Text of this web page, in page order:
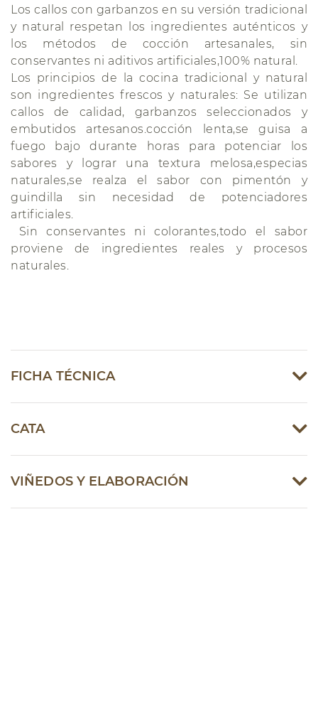
Los callos con garbanzos en su versión tradicional
y natural respetan los ingredientes auténticos y
los métodos de cocción artesanales, sin
conservantes ni aditivos artificiales,100% natural.
Los principios de la cocina tradicional y natural
son ingredientes frescos y naturales: Se utilizan
callos de calidad, garbanzos seleccionados y
embutidos artesanos.cocción lenta,se guisa a
fuego bajo durante horas para potenciar los
sabores y lograr una textura melosa,especias
naturales,se realza el sabor con pimentón y
guindilla sin necesidad de potenciadores
artificiales.
Sin conservantes ni colorantes,todo el sabor
proviene de ingredientes reales y procesos
naturales.
FICHA TÉCNICA
CATA
VIÑEDOS Y ELABORACIÓN